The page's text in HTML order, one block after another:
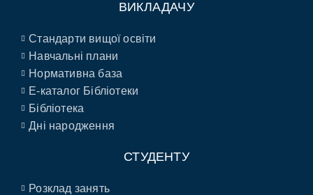
ВИКЛАДАЧУ
Стандарти вищої освіти
Навчальні плани
Нормативна база
E-каталог Бібліотеки
Бібліотека
Дні народження
СТУДЕНТУ
Розклад занять